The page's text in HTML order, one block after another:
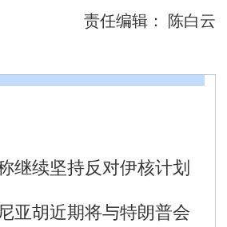
责任编辑： 陈白云
继续坚持反对伊核计划
亚胡近期将与特朗普会